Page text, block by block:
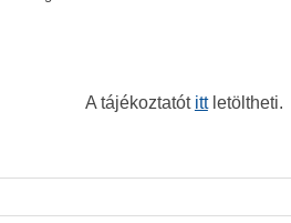
A tájékoztatót ittletöltheti.